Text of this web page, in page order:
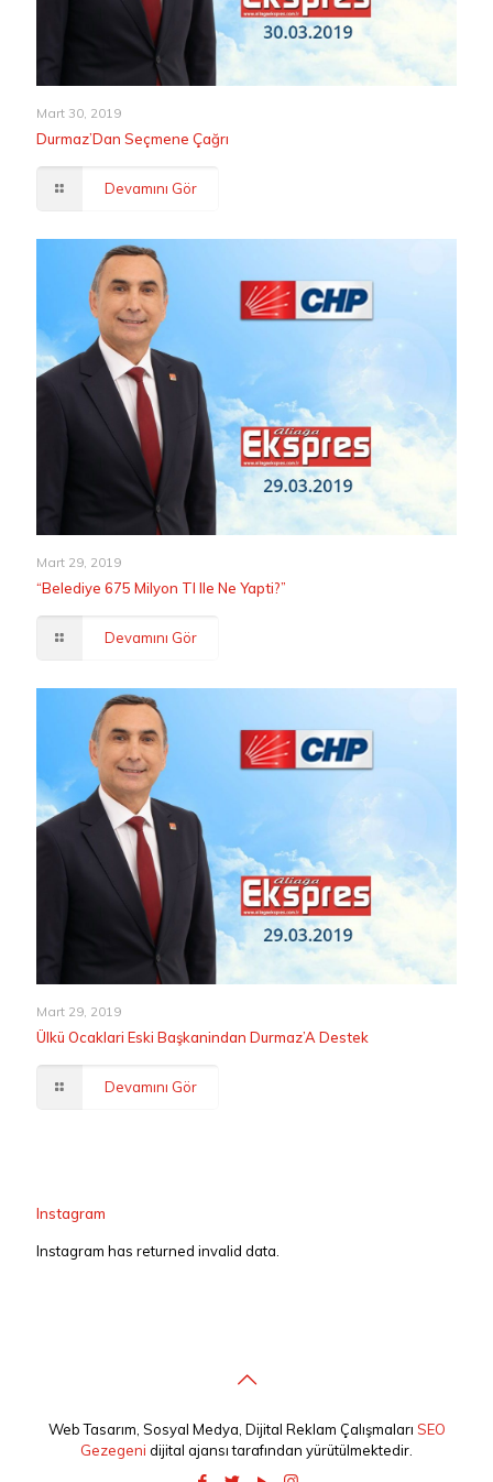
Mart 30, 2019
Durmaz’Dan Seçmene Çağrı
Devamını Gör
Mart 29, 2019
“Belediye 675 Milyon Tl Ile Ne Yapti?”
Devamını Gör
Mart 29, 2019
Ülkü Ocaklari Eski Başkanindan Durmaz’A Destek
Devamını Gör
Instagram
Instagram has returned invalid data.
Web Tasarım, Sosyal Medya, Dijital Reklam Çalışmaları SEO
Gezegeni dijital ajansı tarafından yürütülmektedir.